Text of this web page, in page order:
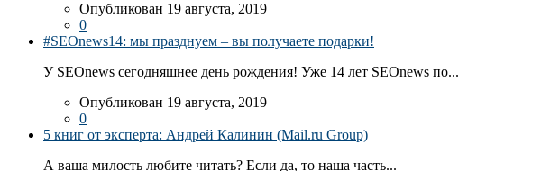
Опубликован 19 августа, 2019
0
#SEOnews14: мы празднуем – вы получаете подарки!
У SEOnews сегодняшнее день рождения! Уже 14 лет SEOnews по...
Опубликован 19 августа, 2019
0
5 книг от эксперта: Андрей Калинин (Mail.ru Group)
А ваша милость любите читать? Если да, то наша часть...